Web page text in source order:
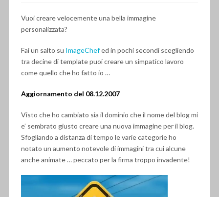
Vuoi creare velocemente una bella immagine
personalizzata?
Fai un salto su ImageChefed in pochi secondi scegliendo
tra decine di template puoi creare un simpatico lavoro
come quello che ho fatto io …
Aggiornamento del 08.12.2007
Visto che ho cambiato sia il dominio che il nome del blog mi
e’ sembrato giusto creare una nuova immagine per il blog.
Sfogliando a distanza di tempo le varie categorie ho
notato un aumento notevole di immagini tra cui alcune
anche animate … peccato per la firma troppo invadente!